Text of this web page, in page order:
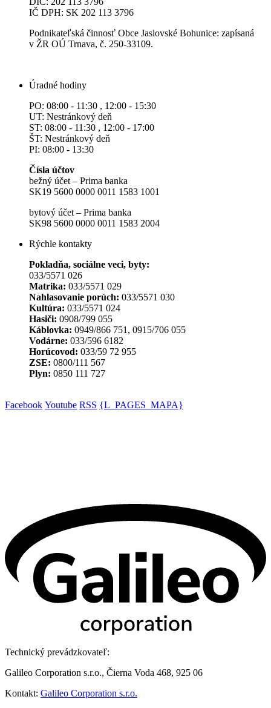
IČ DPH: SK 202 113 3796
Podnikateľská činnosť Obce Jaslovské Bohunice: zapísaná
v ŽR OÚ Trnava, č. 250-33109.
Úradné hodiny
PO: 08:00 - 11:30 , 12:00 - 15:30
UT: Nestránkový deň
ST: 08:00 - 11:30 , 12:00 - 17:00
ŠT: Nestránkový deň
PI: 08:00 - 13:30
Čísla účtov
bežný účet – Prima banka
SK19 5600 0000 0011 1583 1001
bytový účet – Prima banka
SK98 5600 0000 0011 1583 2004
Rýchle kontakty
Pokladňa, sociálne veci, byty:
033/5571 026
Matrika: 033/5571 029
Nahlasovanie porúch: 033/5571 030
Kultúra: 033/5571 024
Hasiči: 0908/799 055
Káblovka: 0949/866 751, 0915/706 055
Vodárne: 033/596 6182
Horúcovod: 033/59 72 955
ZSE: 0800/111 567
Plyn: 0850 111 727
Facebook Youtube RSS {L_PAGES_MAPA}
Technický prevádzkovateľ:
Galileo Corporation s.r.o., Čierna Voda 468, 925 06
Kontakt: Galileo Corporation s.r.o.